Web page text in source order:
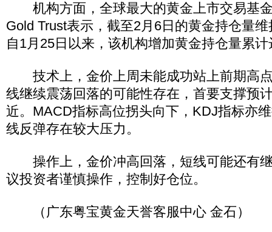
机构方面，全球最大的黄金上市交易基
Gold Trust表示，截至2月6日的黄金持仓量
自1月25日以来，该机构增加黄金持仓量累
技术上，金价上周未能成功站上前期高
线继续震荡回落的可能性存在，首要支撑预
近。MACD指标高位拐头向下，KDJ指标亦
线反弹存在较大压力。
操作上，金价冲高回落，短线可能还有
议投资者谨慎操作，控制好仓位。
（广东粤宝黄金天誉客服中心 金石）